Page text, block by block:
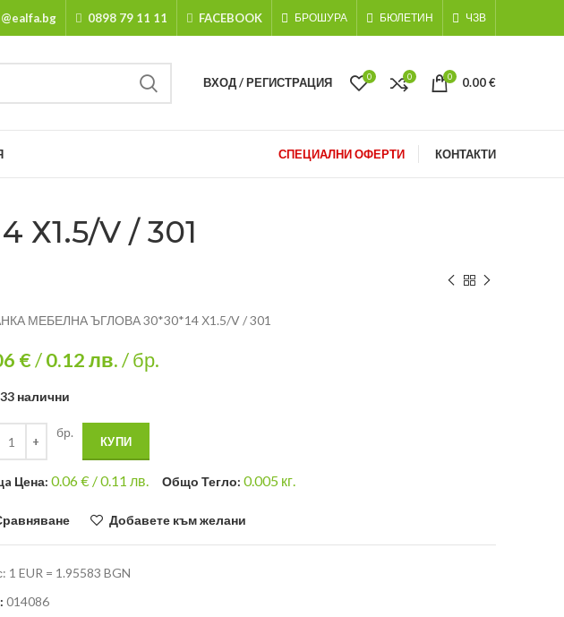
0898 79 11 11 FACEBOOK БРОШУРА БЮЛЕТИН ЧЗВ
ВХОД / РЕГИСТРАЦИЯ 0 0 0 0.00€
СПЕЦИАЛНИ ОФЕРТИ КОНТАКТИ
V / 301
МЕБЕЛНА ЪГЛОВА 30*30*14 Х1.5/V / 301
€/0.12лв./ бр.
налични
бр.
КУПИ
Цена: 0.06€ /0.11 лв. Общо Тегло: 0.005 кг.
Добавете към желани
1 EUR = 1.95583 BGN
014086